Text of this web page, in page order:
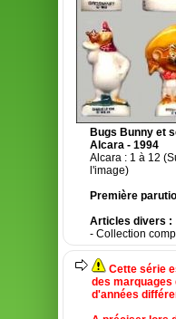
Bugs Bunny et
Alcara - 1994
Alcara : 1 à 12
l'image)
Première
Articles divers :
- Collection
Cette série
des marquages
d'années